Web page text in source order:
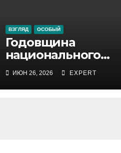
ВЗГЛЯД ОСОБЫЙ
Годовщина
национального
позора
ИЮН 26, 2026 EXPERT